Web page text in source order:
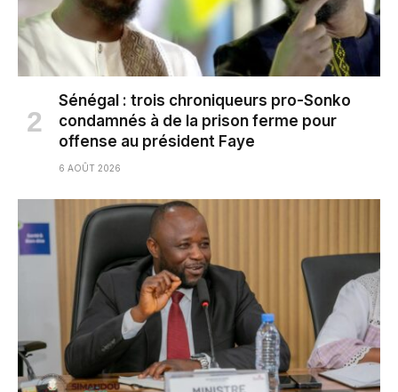
Sénégal : trois chroniqueurs pro-Sonko
condamnés à de la prison ferme pour
offense au président Faye
6 AOÛT 2026